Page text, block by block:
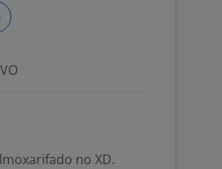
no XD.